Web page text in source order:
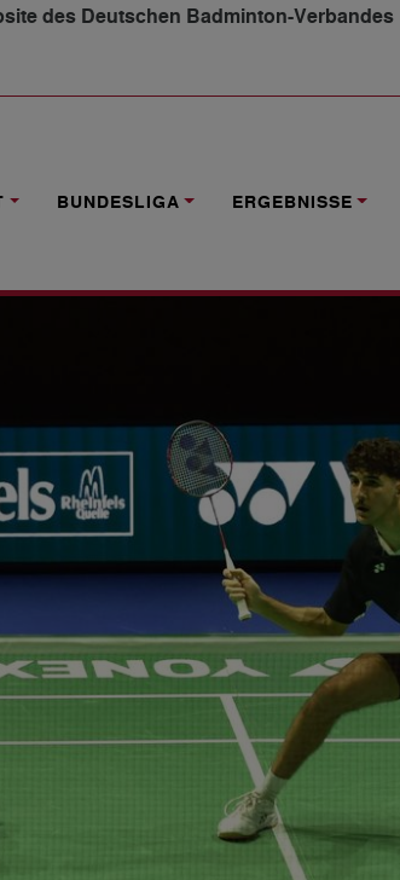
des Deutschen Badminton-Verbandes
BUNDESLIGA ERGEBNISSE